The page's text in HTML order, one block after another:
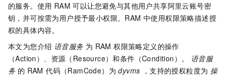
的服务。使用 RAM 可以让您避免与其他用户共享阿里云账号密
钥，并可按需为用户授予最小权限。RAM 中使用权限策略描述授
权的具体内容。
本文为您介绍 语音服务 为 RAM 权限策略定义的操作
（Action）、资源（Resource）和条件（Condition）。
语音服
务 的 RAM 代码（RamCode）为 dyvms ，支持的授权粒度为 操